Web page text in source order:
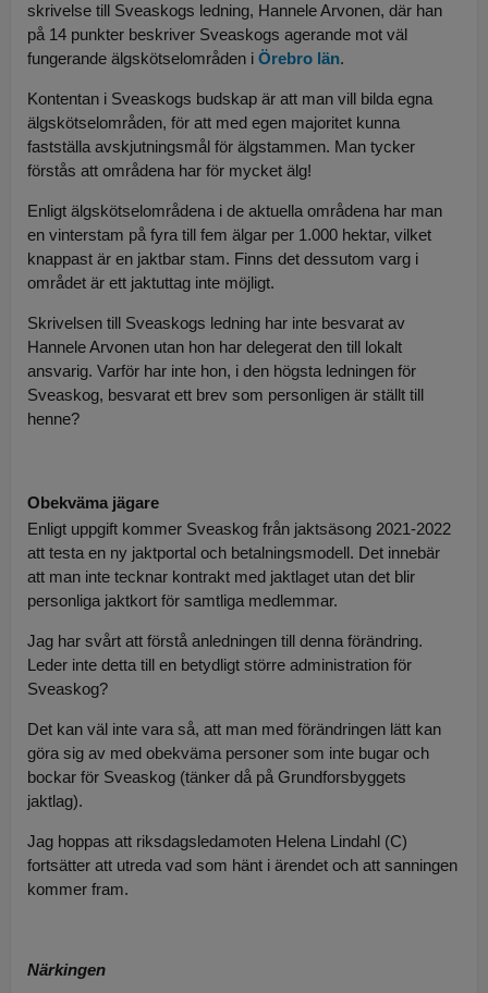
skrivelse till Sveaskogs ledning, Hannele Arvonen, där han
på 14 punkter beskriver Sveaskogs agerande mot väl
fungerande älgskötselområden i Örebro län.
Kontentan i Sveaskogs budskap är att man vill bilda egna
älgskötselområden, för att med egen majoritet kunna
fastställa avskjutningsmål för älgstammen. Man tycker
förstås att områdena har för mycket älg!
Enligt älgskötselområdena i de aktuella områdena har man
en vinterstam på fyra till fem älgar per 1.000 hektar, vilket
knappast är en jaktbar stam. Finns det dessutom varg i
området är ett jaktuttag inte möjligt.
Skrivelsen till Sveaskogs ledning har inte besvarat av
Hannele Arvonen utan hon har delegerat den till lokalt
ansvarig. Varför har inte hon, i den högsta ledningen för
Sveaskog, besvarat ett brev som personligen är ställt till
henne?
Obekväma jägare
Enligt uppgift kommer Sveaskog från jaktsäsong 2021-2022
att testa en ny jaktportal och betalningsmodell. Det innebär
att man inte tecknar kontrakt med jaktlaget utan det blir
personliga jaktkort för samtliga medlemmar.
Jag har svårt att förstå anledningen till denna förändring.
Leder inte detta till en betydligt större administration för
Sveaskog?
Det kan väl inte vara så, att man med förändringen lätt kan
göra sig av med obekväma personer som inte bugar och
bockar för Sveaskog (tänker då på Grundforsbyggets
jaktlag).
Jag hoppas att riksdagsledamoten Helena Lindahl (C)
fortsätter att utreda vad som hänt i ärendet och att sanningen
kommer fram.
Närkingen